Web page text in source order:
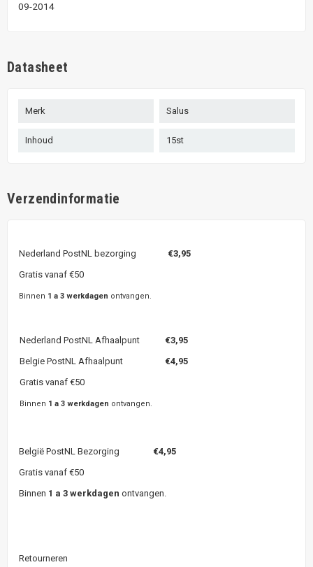
09-2014
Datasheet
Merk Salus
Inhoud 15st
Verzendinformatie
Nederland PostNL bezorging €3,95
Gratis vanaf €50
Binnen 1 a 3 werkdagen ontvangen.
Nederland PostNL Afhaalpunt €3,95
Belgie PostNL Afhaalpunt
€4,95
Gratis vanaf €50
Binnen 1 a 3 werkdagen ontvangen.
België PostNL Bezorging €4,95
Gratis vanaf €50
Binnen 1 a 3 werkdagen ontvangen.
Retourneren